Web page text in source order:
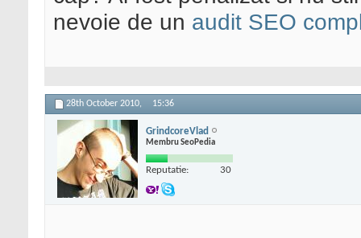
nevoie de un audit SEO
28th October 2010, 15:36
GrindcoreVlad
Membru SeoPedia
Reputatie: 30